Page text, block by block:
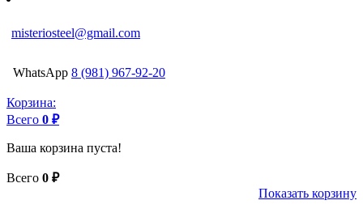
misteriosteel@gmail.com
WhatsApp 8 (981) 967-92-20
Корзина:
Всего 0 ₽
Ваша корзина пуста!
Всего 0 ₽
Показать корзину